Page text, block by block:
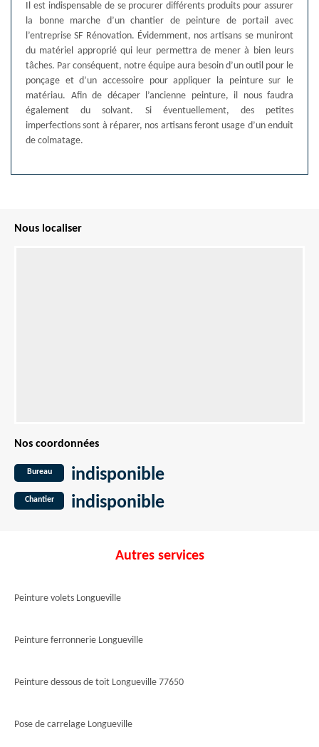
Il est indispensable de se procurer différents produits pour assurer
la bonne marche d’un chantier de peinture de portail avec
l’entreprise SF Rénovation. Évidemment, nos artisans se muniront
du matériel approprié qui leur permettra de mener à bien leurs
tâches. Par conséquent, notre équipe aura besoin d’un outil pour le
ponçage et d’un accessoire pour appliquer la peinture sur le
matériau. Afin de décaper l’ancienne peinture, il nous faudra
également du solvant. Si éventuellement, des petites
imperfections sont à réparer, nos artisans feront usage d’un enduit
de colmatage.
Nous localiser
Nos coordonnées
Bureau indisponible
Chantier indisponible
Autres services
Peinture volets Longueville
Peinture ferronnerie Longueville
Peinture dessous de toit Longueville 77650
Pose de carrelage Longueville